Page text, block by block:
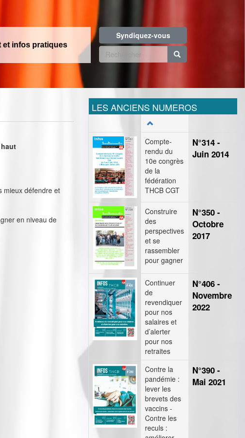
et infos pratiques
Syndiquez-vous
Formulaire
recherche
haut
mieux défendre et
en niveau de
LES ANCIENS NUMEROS
Compte-
rendu du
10e congrès
de la
fédération
THCB CGT
N°314 -
Juin 2014
Construire
des
perspectives
et se
rassembler
pour gagner
N°350 -
Octobre
2017
Continuer
de
revendiquer
pour nos
salaires et
d’alerter
pour nos
retraites
N°406 -
Novembre
2022
Contre la
pandémie :
lever les
brevets des
vaccins -
Contre les
reculs :
N°390 -
Mai 2021